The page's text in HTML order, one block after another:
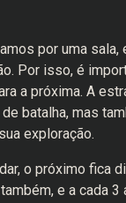
por uma
Por isso, é
a próxima. A
batalha, mas
exploração.
o próximo fica
e a cada